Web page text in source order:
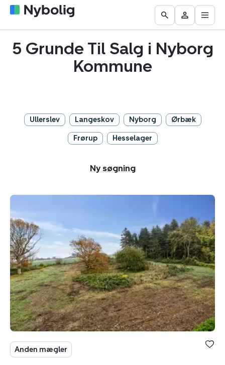
Boliger
til
Find
mægler
Få
vurderet
bolig
Go
to
the
Search
Besøg
Mit
Nybolig
Åbn
5 Grunde Til Salg i Nyborg
Kommune
Ullerslev Langeskov Nyborg Ørbæk
Frørup Hesselager
Ny søgning
Purreskovvej
3B,
5874
Hesselager
Anden mægler